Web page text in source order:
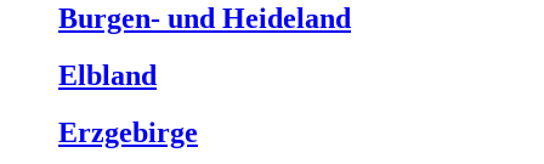
Burgen- und Heideland
Elbland
Erzgebirge